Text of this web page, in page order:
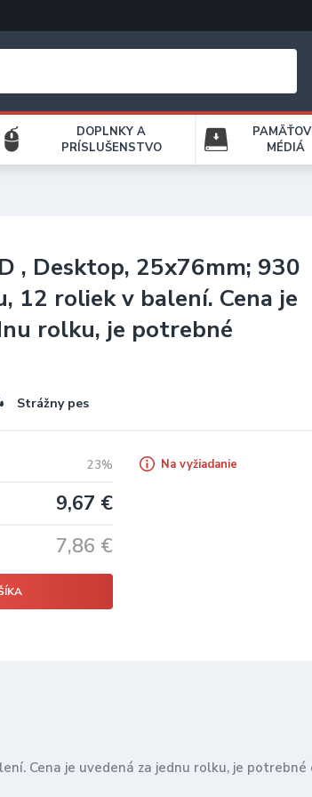
DOPLNKY A
PRÍSLUŠENSTVO
MÉDIÁ
, Desktop, 25x76mm; 930
12 roliek v balení. Cena je
rolku, je potrebné
Strážny pes
23%
9,67 €
7,86 €
Na vyžiadanie
Cena je uvedená za jednu rolku, je